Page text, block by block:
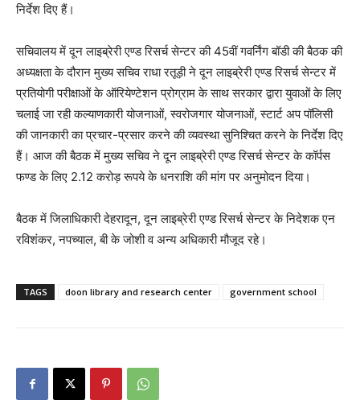
निर्देश दिए हैं।
सचिवालय में दून लाइब्रेरी एण्ड रिसर्च सेन्टर की 45वीं गवर्निंग बॉडी की बैठक की
अध्यक्षता के दौरान मुख्य सचिव राधा रतूड़ी ने दून लाइब्रेरी एण्ड रिसर्च सेन्टर में
प्रतियोगी परीक्षाओं के ऑरियेण्टेशन प्रोग्राम के साथ सरकार द्वारा युवाओं के लिए
चलाई जा रही कल्याणकारी योजनाओं, स्वरोजगार योजनाओं, स्टार्ट अप पॉलिसी
की जानकारी का प्रचार-प्रसार करने की व्यवस्था सुनिश्चित करने के निर्देश दिए
हैं। आज की बैठक में मुख्य सचिव ने दून लाइब्रेरी एण्ड रिसर्च सेन्टर के कॉर्पस
फण्ड के लिए 2.12 करोड़ रूपये के धनराशि की मांग पर अनुमोदन दिया।
बैठक में जिलाधिकारी देहरादून, दून लाइब्रेरी एण्ड रिसर्च सेन्टर के निदेशक एन
रविशंकर, नपच्याल, बी के जोशी व अन्य अधिकारी मौजूद रहे।
TAGS doon library and research center government school